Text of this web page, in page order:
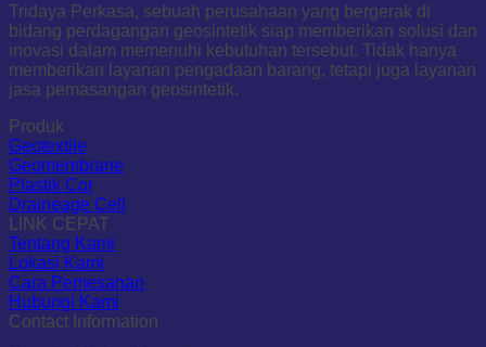
Tridaya Perkasa, sebuah perusahaan yang bergerak di
bidang perdagangan geosintetik siap memberikan solusi dan
inovasi dalam memenuhi kebutuhan tersebut. Tidak hanya
memberikan layanan pengadaan barang, tetapi juga layanan
jasa pemasangan geosintetik.
Produk
Geotextile
Geomembrane
Plastik Cor
Draineage Cell
LINK CEPAT
Tentang Kami
Lokasi Kami
Cara Pemesanan
Hubungi Kami
Contact Information